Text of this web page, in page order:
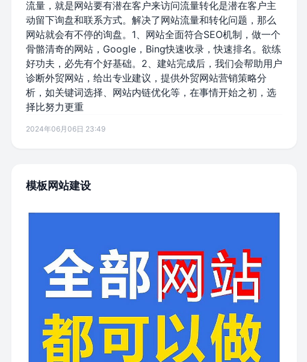
流量，就是网站要有潜在客户来访问流量转化是潜在客户主
动留下询盘和联系方式。解决了网站流量和转化问题，那么
网站就会有不停的询盘。1、网站全面符合SEO机制，做一个
骨骼清奇的网站，Google，Bing快速收录，快速排名。欲练
好功夫，必先有个好基础。2、建站完成后，我们会帮助用户
诊断外贸网站，给出专业建议，提供外贸网站营销策略分
析，如关键词选择、网站内链优化等，在事情开始之初，选
择比努力更重
2024年06月06日 23:49
模板网站建设